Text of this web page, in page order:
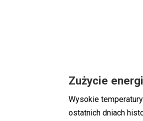
Zużycie
Wysokie
ostatnich dniach